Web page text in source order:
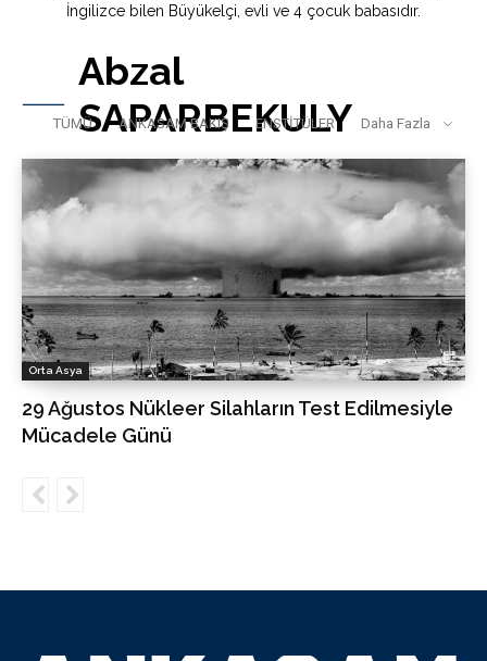
İngilizce bilen Büyükelçi, evli ve 4 çocuk babasıdır.
Abzal
SAPARBEKULY
TÜMÜ ANKASAM BAKIŞ ENSTİTÜLER Daha Fazla
Orta Asya
29 Ağustos Nükleer Silahların Test Edilmesiyle
Mücadele Günü